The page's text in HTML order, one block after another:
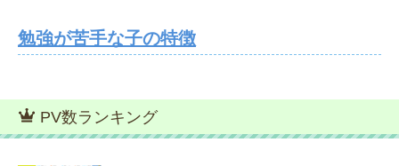
勉強が苦手な子の特徴
PV数ランキング